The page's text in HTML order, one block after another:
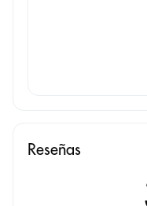
Reseñas